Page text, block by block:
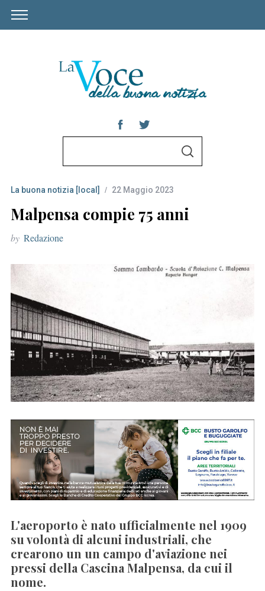
r
c
f
S
La buona notizia [local] 22 Maggio 2023
Malpensa compie 75 anni
by Redazione
L'aeroporto è nato ufficialmente nel 1909
su volontà di alcuni industriali, che
crearono un un campo d'aviazione nei
pressi della Cascina Malpensa, da cui il
nome.